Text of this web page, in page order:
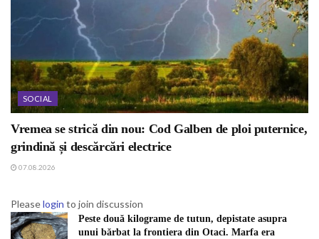
SOCIAL
Vremea se strică din nou: Cod Galben de ploi puternice,
grindină și descărcări electrice
07.08.2026
Pleaselogin to join discussion
Peste două kilograme de tutun, depistate asupra
unui bărbat la frontiera din Otaci. Marfa era